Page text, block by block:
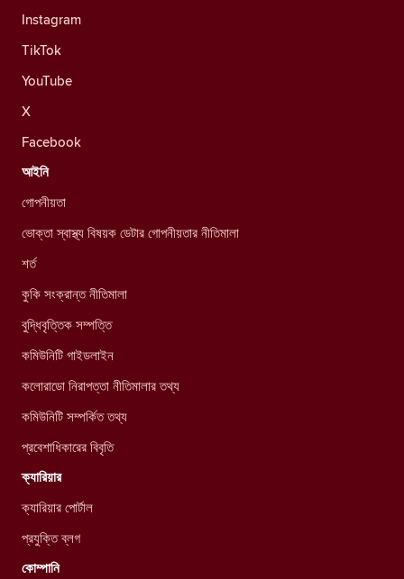
Instagram
TikTok
YouTube
X
Facebook
আইনি
গোপনীয়তা
ভোক্তা স্বাস্থ্য বিষয়ক ডেটার গোপনীয়তার নীতিমালা
শর্ত
কুকি সংক্রান্ত নীতিমালা
বুদ্ধিবৃত্তিক সম্পত্তি
কমিউনিটি গাইডলাইন
কলোরাডো নিরাপত্তা নীতিমালার তথ্য
কমিউনিটি সম্পর্কিত তথ্য
প্রবেশাধিকারের বিবৃতি
ক্যারিয়ার
ক্যারিয়ার পোর্টাল
প্রযুক্তি ব্লগ
কোম্পানি